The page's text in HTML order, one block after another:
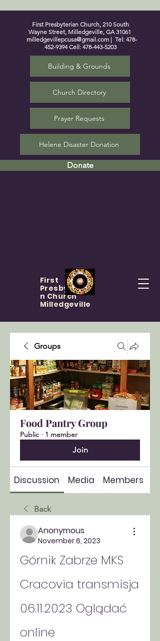
First Presbyterian Church, 210 South
Wayne Street, Milledgeville, GA 31061
milledgevillepcusa@gmail.com | Tel: 478-
452-9394Cell: 478-443-5203
Building & Grounds
Church Directory
Prayer Requests
Helene Disaster Donation
Donate
First
Presbyteria
n Church
Milledgeville
Groups
Food Pantry Group
Public · 1 member
Join
Discussion Media Members
Back
Anonymous
November 6, 2023
Górnik Zabrze MKS
Cracovia transmisja
06.11.2023 Oglądać
online